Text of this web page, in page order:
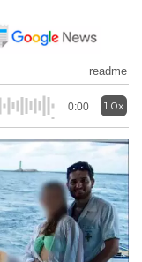
readme
0:00 1.0x